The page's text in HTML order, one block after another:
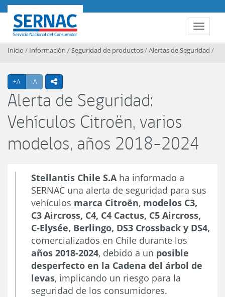
Contenido principal
Toggle
SERNAC
Inicio / Información /Seguridad de productos/Alertas de Seguridad /
+A Agrandar texto
-A Achicar textoicono compartir
Alerta de Seguridad:
Vehículos Citroën, varios
modelos, años 2018-2024
Stellantis Chile S.A ha informado a
SERNAC una alerta de seguridad para sus
vehículos marca Citroën, modelos C3,
C3 Aircross, C4, C4 Cactus, C5 Aircross,
C-Elysée, Berlingo, DS3 Crossback y DS4,
comercializados en Chile durante los
años 2018-2024, debido a un posible
desperfecto en la Cadena del árbol de
levas, implicando un riesgo para la
seguridad de los consumidores.